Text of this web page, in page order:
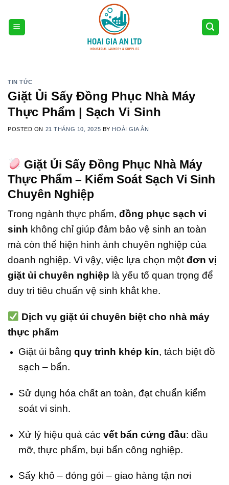
content
TIN TỨC
Giặt Ủi Sấy Đồng Phục Nhà Máy
Thực Phẩm | Sạch Vi Sinh
POSTED ON 21 THÁNG 10, 2025 BY HOÀI GIA ÂN
Giặt Ủi Sấy Đồng Phục Nhà Máy
Thực Phẩm – Kiểm Soát Sạch Vi Sinh
Chuyên Nghiệp
Trong ngành thực phẩm, đồng phục sạch vi
sinh không chỉ giúp đảm bảo vệ sinh an toàn
mà còn thể hiện hình ảnh chuyên nghiệp của
doanh nghiệp. Vì vậy, việc lựa chọn một đơn vị
giặt ủi chuyên nghiệp là yếu tố quan trọng để
duy trì tiêu chuẩn vệ sinh khắt khe.
Dịch vụ giặt ủi chuyên biệt cho nhà máy
thực phẩm
Giặt ủi bằng quy trình khép kín, tách biệt đồ
sạch – bẩn.
Sử dụng hóa chất an toàn, đạt chuẩn kiểm
soát vi sinh.
Xử lý hiệu quả các vết bẩn cứng đầu: dầu
mỡ, thực phẩm, bụi bẩn công nghiệp.
Sấy khô – đóng gói – giao hàng tận nơi